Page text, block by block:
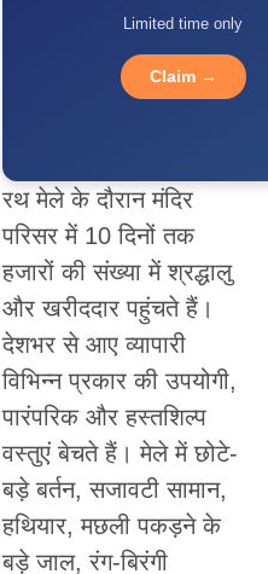
Limited time only
Claim →
रथ मेले के दौरान मंदिर
परिसर में 10 दिनों तक
हजारों की संख्या में श्रद्धालु
और खरीददार पहुंचते हैं।
देशभर से आए व्यापारी
विभिन्न प्रकार की उपयोगी,
पारंपरिक और हस्तशिल्प
वस्तुएं बेचते हैं। मेले में छोटे-
बड़े बर्तन, सजावटी सामान,
हथियार, मछली पकड़ने के
बड़े जाल, रंग-बिरंगी